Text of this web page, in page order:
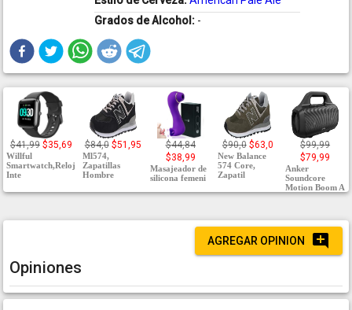
Grados de Alcohol: -
$41,99 $35,69
Willful
Smartwatch,Reloj
Inte
$84,0 $51,95
Ml574,
Zapatillas
Hombre
$44,84
$38,99
Masajeador de
silicona femeni
$90,0 $63,0
New Balance
574 Core,
Zapatil
$99,99
$79,99
Anker
Soundcore
Motion Boom A
AGREGAR OPINION
Opiniones